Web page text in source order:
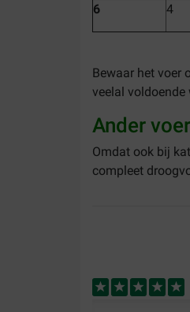
6 4
Bewaar het voer
veelal voldoende
Ander
Omdat ook bij
compleet